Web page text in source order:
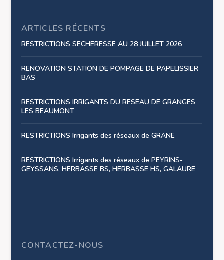
ARTICLES RÉCENTS
RESTRICTIONS SECHERESSE AU 28 JUILLET 2026
RENOVATION STATION DE POMPAGE DE PAPELISSIER
BAS
RESTRICTIONS IRRIGANTS DU RESEAU DE GRANGES
LES BEAUMONT
RESTRICTIONS Irrigants des réseaux de GRANE
RESTRICTIONS Irrigants des réseaux de PEYRINS-
GEYSSANS, HERBASSE BS, HERBASSE HS, GALAURE
CONTACTEZ-NOUS